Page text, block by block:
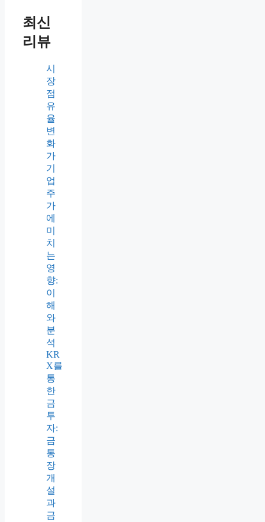
최신
리뷰
시
장
점
유
율
변
화
가
기
업
주
가
에
미
치
는
영
향:
이
해
와
분
석
KR
X를
통
한
금
투
자:
금
통
장
개
설
과
금